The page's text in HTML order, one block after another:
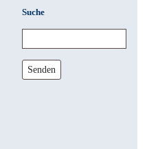
Suche
Senden